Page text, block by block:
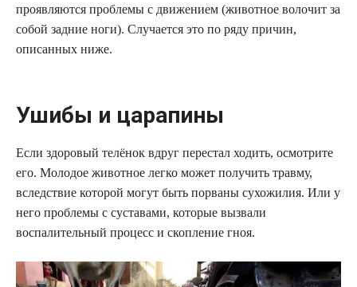
проявляются проблемы с движением (животное волочит за
собой задние ноги). Случается это по ряду причин,
описанных ниже.
Ушибы и царапины
Если здоровый телёнок вдруг перестал ходить, осмотрите
его. Молодое животное легко может получить травму,
вследствие которой могут быть порваны сухожилия. Или у
него проблемы с суставами, которые вызвали
воспалительный процесс и скопление гноя.